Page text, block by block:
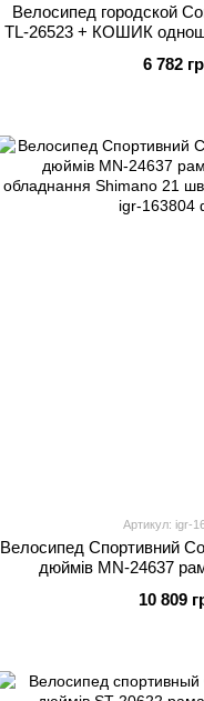
Велосипед городской
TL-26523 + КОШИК
6 782
Артикул: igr-
Велоcипед Спортивний
дюймів MN-24637
75
10 809